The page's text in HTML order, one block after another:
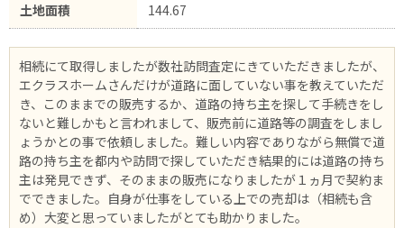
土地面積 144.67
相続にて取得しましたが数社訪問査定にきていただきましたが、
エクラスホームさんだけが道路に面していない事を教えていただ
き、このままでの販売するか、道路の持ち主を探して手続きをし
ないと難しかもと言われまして、販売前に道路等の調査をしまし
ょうかとの事で依頼しました。難しい内容でありながら無償で道
路の持ち主を都内や訪問で探していただき結果的には道路の持ち
主は発見できず、そのままの販売になりましたが１ヵ月で契約ま
でできました。自身が仕事をしている上での売却は（相続も含
め）大変と思っていましたがとても助かりました。